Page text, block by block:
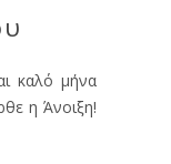
καλό μήνα
η Άνοιξη!